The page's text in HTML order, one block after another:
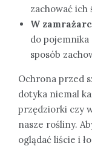
zachować ich
W
do pojemnika
sposób
Ochrona przed
dotyka niemal
przędziorki czy
nasze rośliny.
oglądać liście i